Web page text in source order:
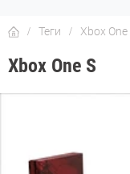
Теги Xbox One
Xbox One S